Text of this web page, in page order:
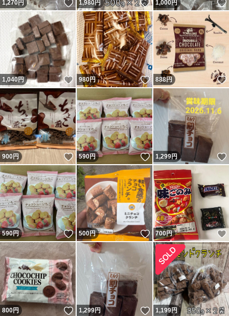
1,270円 いいね！
1,980円 いいね！
1,000円
1,040円 いいね！
980円 いいね！
888円
900円 いいね！
590円 いいね！
1,299円
590円 いいね！
500円 いいね！
700円
800円 いいね！
1,299円 いいね！
1,199円